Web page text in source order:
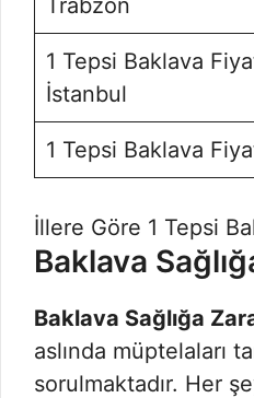
Trabzon
1 Tepsi Baklava
İstanbul
1 Tepsi Baklava
İllere Göre 1 Tepsi
Baklava
Baklava Sağlığa
aslında müptelaları
sorulmaktadır. Her